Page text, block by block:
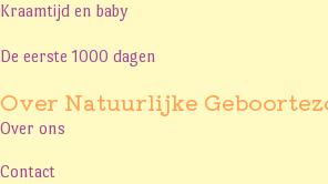
Kraamtijd en baby
De eerste 1000 dagen
Over Natuurlijke
Over ons
Contact